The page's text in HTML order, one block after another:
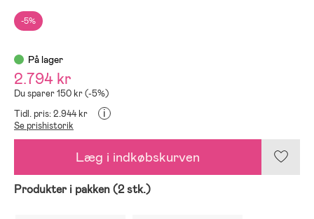
-5%
På lager
2.794 kr
Du sparer 150 kr (-5%)
Tidl. pris: 2.944 kr
i
Se prishistorik
Læg i indkøbskurven
Produkter i pakken (2 stk.)